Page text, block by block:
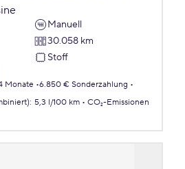
Manuell
30.058 km
Stoff
Monate 6.850 € Sonderzahlung
: 5,3 l/100 km
CO₂-Emissionen